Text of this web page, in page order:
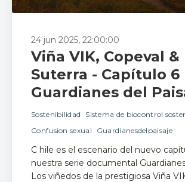
24 jun 2025, 22:00:00
Viña VIK, Copeval &
Suterra - Capítulo 6
Guardianes del
Sostenibilidad
Sistema de biocontrol
Confusion sexual
Guardianesdelpaisaje
C hile es el escenario del nuevo
nuestra serie documental
Los viñedos de la prestigiosa Viña